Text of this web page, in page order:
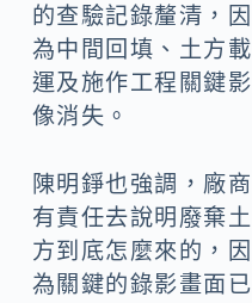
的查驗記錄釐清，因
為中間回填、土方載
運及施作工程關鍵影
像消失。
陳明錚也強調，廠商
有責任去說明廢棄土
方到底怎麼來的，因
為關鍵的錄影畫面已